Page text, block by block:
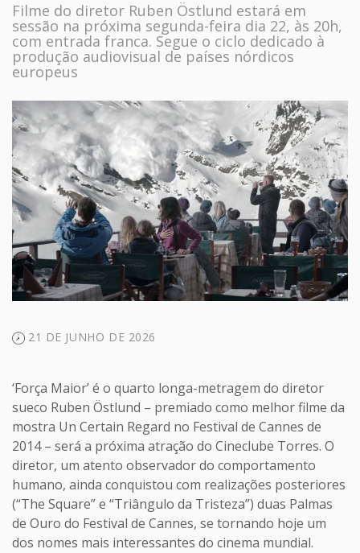
Filme do diretor Ruben Östlund estará em
sessão na próxima segunda-feira dia 22, às 20h,
com entrada franca. Segue o ciclo dedicado à
produção audiovisual de países nórdicos
europeus
21 DE JUNHO DE 2026
‘Força Maior’ é o quarto longa-metragem do diretor
sueco Ruben Östlund – premiado como melhor filme da
mostra Un Certain Regard no Festival de Cannes de
2014 – será a próxima atração do Cineclube Torres. O
diretor, um atento observador do comportamento
humano, ainda conquistou com realizações posteriores
(“The Square” e “Triângulo da Tristeza”) duas Palmas
de Ouro do Festival de Cannes, se tornando hoje um
dos nomes mais interessantes do cinema mundial.